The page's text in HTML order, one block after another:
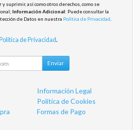
y suprimir, así como otros derechos, como se
Información Adicional: Puede consultar la
de Datos en nuestra Política de Privacidad
Política de Privacidad.
Enviar
Información Legal
Política de Cookies
Formas de Pago